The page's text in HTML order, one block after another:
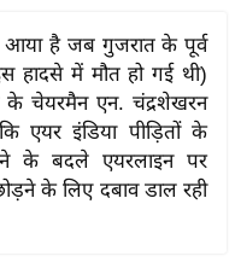
आया है जब गुजरात के पूर्व
हादसे में मौत हो गई थी)
के चेयरमैन एन. चंद्रशेखरन
एयर इंडिया पीड़ितों के
के बदले एयरलाइन पर
के लिए दबाव डाल रही